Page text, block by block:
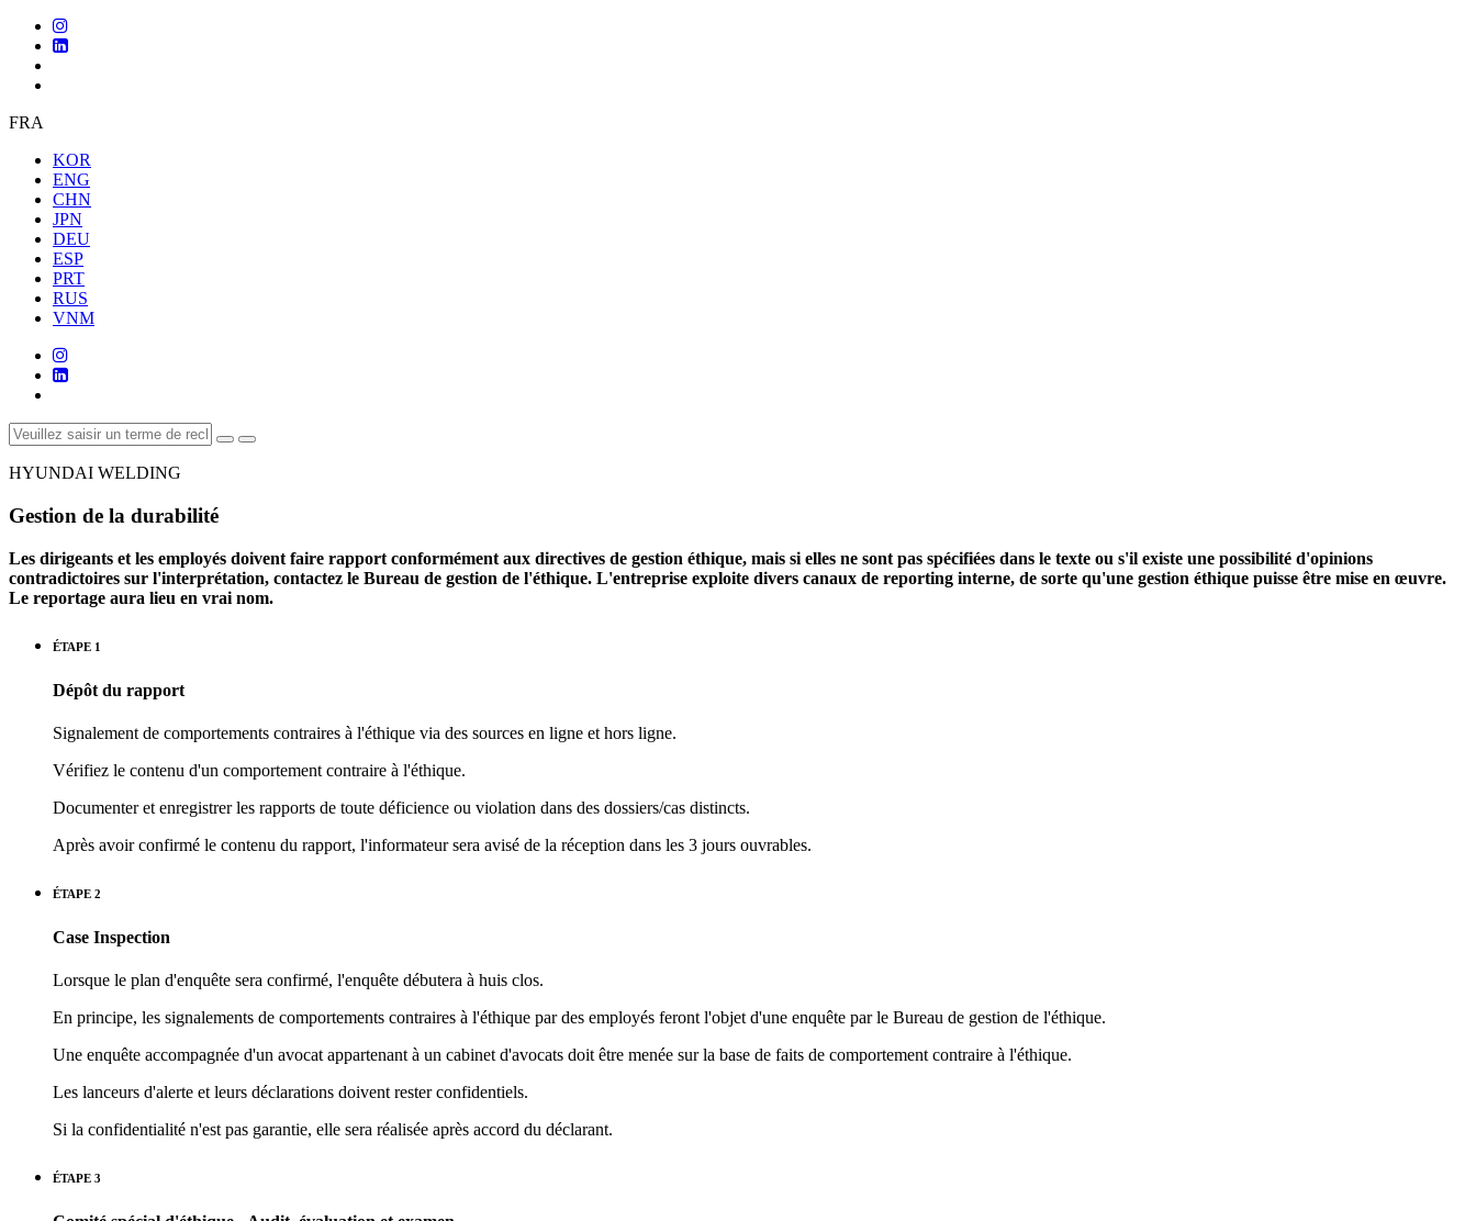
FRA
KOR
ENG
CHN
JPN
DEU
ESP
PRT
RUS
VNM
HYUNDAI WELDING
Gestion de la durabilité
Les dirigeants et les employés doivent faire rapport conformément aux directives de gestion éthique, mais si elles ne sont pas spécifiées dans le texte ou s'il existe une possibilité d'opinions
contradictoires sur l'interprétation, contactez le Bureau de gestion de l'éthique. L'entreprise exploite divers canaux de reporting interne, de sorte qu'une gestion éthique puisse être mise en œuvre.
Le reportage aura lieu en vrai nom.
ÉTAPE 1
Dépôt du rapport
Signalement de comportements contraires à l'éthique via des sources en ligne et hors ligne.
Vérifiez le contenu d'un comportement contraire à l'éthique.
Documenter et enregistrer les rapports de toute déficience ou violation dans des dossiers/cas distincts.
Après avoir confirmé le contenu du rapport, l'informateur sera avisé de la réception dans les 3 jours ouvrables.
ÉTAPE 2
Case Inspection
Lorsque le plan d'enquête sera confirmé, l'enquête débutera à huis clos.
En principe, les signalements de comportements contraires à l'éthique par des employés feront l'objet d'une enquête par le Bureau de gestion de l'éthique.
Une enquête accompagnée d'un avocat appartenant à un cabinet d'avocats doit être menée sur la base de faits de comportement contraire à l'éthique.
Les lanceurs d'alerte et leurs déclarations doivent rester confidentiels.
Si la confidentialité n'est pas garantie, elle sera réalisée après accord du déclarant.
ÉTAPE 3